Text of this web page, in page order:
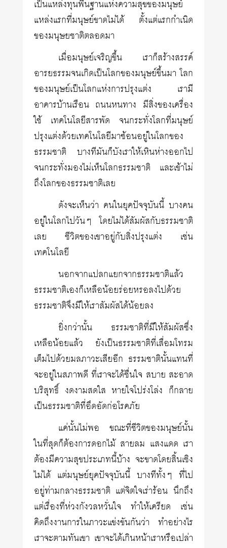
เป็นแหล่งทุนพื้นฐานแห่งความสุขของมนุษย์
แหล่งแรกที่มนุษย์ขาดไม่ได้ ตั้งแต่แรกกำเนิด
ของมนุษยชาติตลอดมา
เมื่อมนุษย์เจริญขึ้น เราก็สร้างสรรค์
อารยธรรมจนเกิดเป็นโลกของมนุษย์ขึ้นมา โลก
ของมนุษย์เป็นโลกแห่งการปรุงแต่ง เรามี
อาคารบ้านเรือน ถนนหนทาง มีสิ่งของเครื่อง
ใช้ เทคโนโลยีสารพัด จนกระทั่งโลกที่มนุษย์
ปรุงแต่งด้วยเทคโนโลยีมาซ้อนอยู่ในโลกของ
ธรรมชาติ บางทีมันก็บังเราให้เหินห่างออกไป
จนกระทั่งมองไม่เห็นโลกธรรมชาติ และเข้าไม่
ถึงโลกของธรรมชาติเลย
ดังจะเห็นว่า คนในยุคปัจจุบันนี้ บางคน
อยู่ในโลกไปวันๆ โดยไม่ได้สัมผัสกับธรรมชาติ
เลย ชีวิตของเขาอยู่กับสิ่งปรุงแต่ง เช่น
เทคโนโลยี
นอกจากแปลกแยกจากธรรมชาติแล้ว
ธรรมชาติเองก็เหลือน้อยร่อยหรอลงไปด้วย
ธรรมชาติจึงมีให้เราสัมผัสได้น้อยลง
ยิ่งกว่านั้น ธรรมชาติที่มีให้สัมผัสซึ่ง
เหลือน้อยแล้ว ยังเป็นธรรมชาติที่เสื่อมโทรม
เต็มไปด้วยมลภาวะเสียอีก ธรรมชาตินั้นแทนที่
จะอยู่ในสภาพดี ที่เราจะได้ชื่นใจ สบาย สะอาด
บริสุทธิ์ งดงามสดใส หายใจโปร่งโล่ง ก็กลาย
เป็นธรรมชาติที่อึดอัดก่อโรคภัย
แค่นั้นไม่พอ ขณะที่ชีวิตของมนุษย์นั้น
ในที่สุดก็ต้องการดอกไม้ สายลม แสงแดด เรา
ต้องมีความสุขประเภทนี้บ้าง จะขาดโดยสิ้นเชิง
ไม่ได้ แต่มนุษย์ยุคปัจจุบันนี้ บางทีทั้งๆ ที่ไป
อยู่ท่ามกลางธรรมชาติ แต่จิตใจเร่าร้อน นึกถึง
แต่เรื่องที่ห่วงกังวลหวั่นใจ ทำให้เครียด เช่น
คิดถึงงานการในภาวะแข่งขันกันว่า ทำอย่างไร
เราจะตามทันเขา เขาจะได้เกินหน้าเราหรือเปล่า